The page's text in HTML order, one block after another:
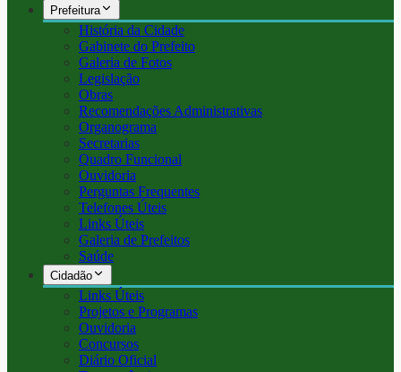
Prefeitura
História da Cidade
Gabinete do Prefeito
Galeria de Fotos
Legislação
Obras
Recomendações Administrativas
Organograma
Secretarias
Quadro Funcional
Ouvidoria
Perguntas Frequentes
Telefones Úteis
Links Úteis
Galeria de Prefeitos
Saúde
Cidadão
Links Úteis
Projetos e Programas
Ouvidoria
Concursos
Diário Oficial